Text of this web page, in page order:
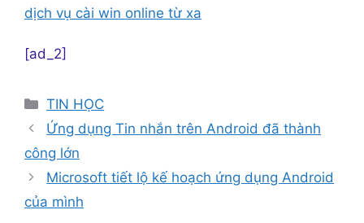
dịch vụ cài win online từ xa
[ad_2]
Danh
mục
TIN HỌC
Ứng dụng Tin nhắn trên Android đã thành
công lớn
Microsoft tiết lộ kế hoạch ứng dụng Android
của mình